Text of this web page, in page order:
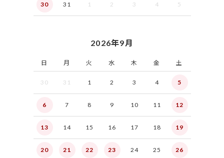
30 31 1 2 3 4 5
2026年9月
日 月 火 水 木 金 土
30 31 1 2 3 4 5
6 7 8 9 10 11 12
13 14 15 16 17 18 19
20 21 22 23 24 25 26